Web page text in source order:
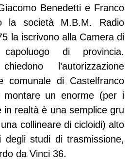
Benedetti e Franco
la società M.B.M. Radio
la iscrivono alla Camera di
di provincia.
l’autorizzazione
comunale di Castelfranco
un enorme (per i
in realtà è una semplice gru
collineare di cicloidi) alto
studi di trasmissione,
da Vinci 36.